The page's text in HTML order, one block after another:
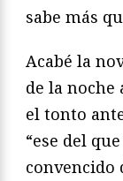
sabe más
Acabé la
de la noche
el tonto
“ese del
convencido